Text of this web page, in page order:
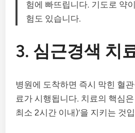
험에 빠뜨립니다. 기도로 약
험도 있습니다.
3. 심근경색 치
병원에 도착하면 즉시 막힌 혈
료가 시행됩니다. 치료의 핵심
최소 2시간 이내)’을 지키는 것